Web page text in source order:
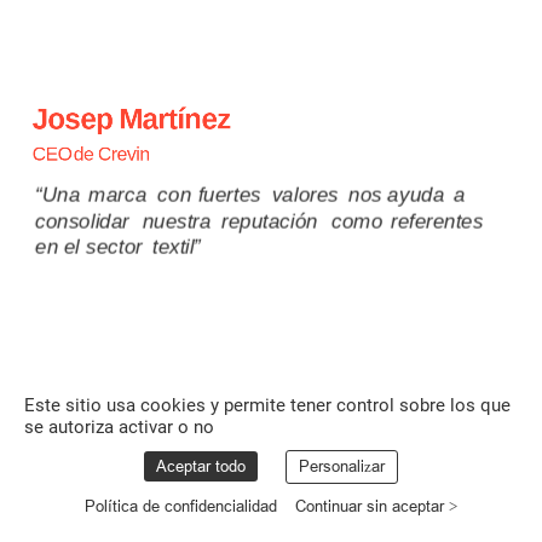
Este sitio usa cookies y permite tener control sobre los que
se autoriza activar o no
Aceptar todo Personalizar
Política de confidencialidad Continuar sin aceptar >
Josep Martínez
CEOde Crevin
“Una marca con fuertes valores nos ayuda a
consolidar nuestra reputación como referentes
en el sector textil”